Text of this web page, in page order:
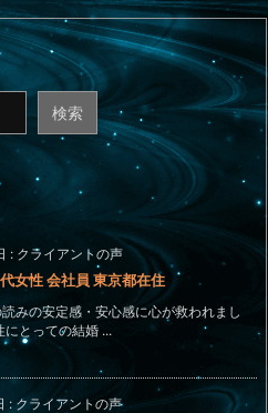
検索
: クライアントの声
女性 会社員 東京都在住
みの安定感・安心感に心が救われまし
とっての結婚 ...
: クライアントの声